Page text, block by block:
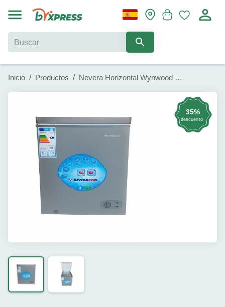
Inicio / Productos / Nevera Horizontal Wynwood (3.6 pies cúbicos) - 102 litros
35%
descuento